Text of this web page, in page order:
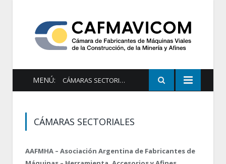
MENÚ: CÁMARAS SECTORIALES
CÁMARAS SECTORIALES
AAFMHA – Asociación Argentina de Fabricantes de